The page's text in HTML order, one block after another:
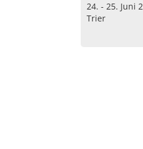
24. - 25. Juni
Trier